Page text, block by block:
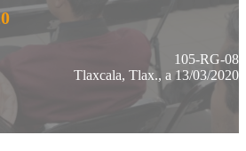
105-RG-08
Tlaxcala, Tlax., a 13/03/2020